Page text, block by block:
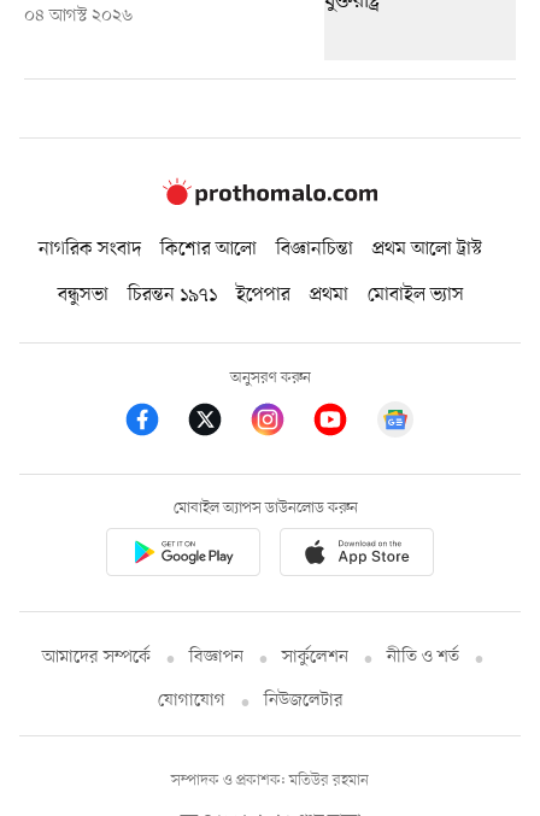
০৪ আগস্ট ২০২৬
নাগরিক সংবাদ কিশোর আলো বিজ্ঞানচিন্তা
প্রথম আলো ট্রাস্ট
বন্ধুসভা
চিরন্তন ১৯৭১ ইপেপার প্রথমা মোবাইল ভ্যাস
অনুসরণ করুন
মোবাইল অ্যাপস ডাউনলোড করুন
আমাদের সম্পর্কে বিজ্ঞাপন সার্কুলেশন
নীতি ও শর্ত
যোগাযোগ
নিউজলেটার
সম্পাদক ও প্রকাশক: মতিউর রহমান